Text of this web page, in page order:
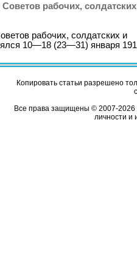
рабочих,
рабочих, солдатских и
10—18 (23—31) января
Копировать статьи разрешено
Все права защищены © 2007-2026
личности и